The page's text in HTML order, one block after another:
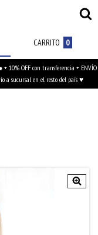
CARRITO 0
10% OFF con transferencia + ENVÍO
a sucursal en el resto del país ♥